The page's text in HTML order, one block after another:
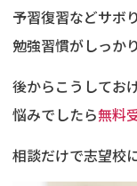
予習復習などサボ
勉強習慣がしっか
後からこうしてお
悩みでしたら無料
相談だけで志望校